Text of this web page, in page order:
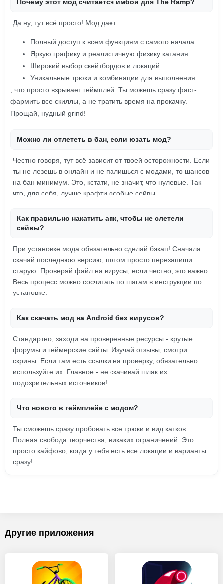
Почему этот мод считается имбой для The Ramp?
Да ну, тут всё просто! Мод дает
Полный доступ к всем функциям с самого начала
Яркую графику и реалистичную физику катания
Широкий выбор скейтбордов и локаций
Уникальные трюки и комбинации для выполнения
, что просто взрывает геймплей. Ты можешь сразу фаст-
фармить все скиллы, а не тратить время на прокачку.
Прощай, нудный grind!
Можно ли отлететь в бан, если юзать мод?
Честно говоря, тут всё зависит от твоей осторожности. Если
ты не лезешь в онлайн и не палишься с модами, то шансов
на бан минимум. Это, кстати, не значит, что нулевые. Так
что, для себя, лучше крафти особые сейвы.
Как правильно накатить апк, чтобы не слетели
сейвы?
При установке мода обязательно сделай бэкап! Сначала
скачай последнюю версию, потом просто перезапиши
старую. Проверяй файл на вирусы, если честно, это важно.
Весь процесс можно сосчитать по шагам в инструкции по
установке.
Как скачать мод на Android без вирусов?
Стандартно, заходи на проверенные ресурсы - крутые
форумы и геймерские сайты. Изучай отзывы, смотри
скрины. Если там есть ссылки на проверку, обязательно
используйте их. Главное - не скачивай шлак из
подозрительных источников!
Что нового в геймплейе с модом?
Ты сможешь сразу пробовать все трюки и вид катков.
Полная свобода творчества, никаких ограничений. Это
просто кайфово, когда у тебя есть все локации и варианты
сразу!
Другие приложения